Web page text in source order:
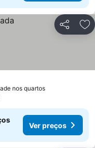
Partilhar
nos quartosVer preços
Ver preços